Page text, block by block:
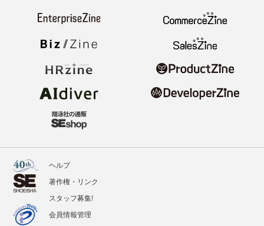
ヘルプ
著作権・リンク
スタッフ募集!
会員情報管理